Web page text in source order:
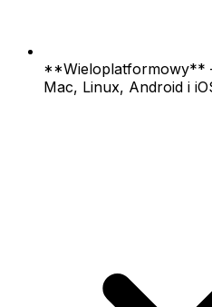
**Wieloplatformowy**
Mac, Linux, Android i